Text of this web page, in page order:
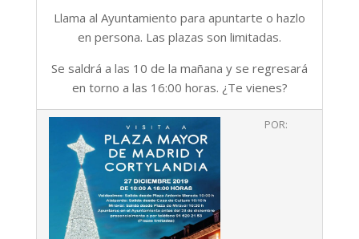
Llama al Ayuntamiento para apuntarte o hazlo
en persona. Las plazas son limitadas.
Se saldrá a las 10 de la mañana y se regresará
en torno a las 16:00 horas. ¿Te vienes?
2019-
POR: